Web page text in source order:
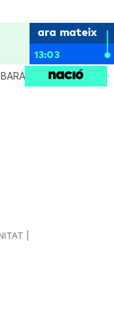
ara mateix
13:03
CRIANÇA